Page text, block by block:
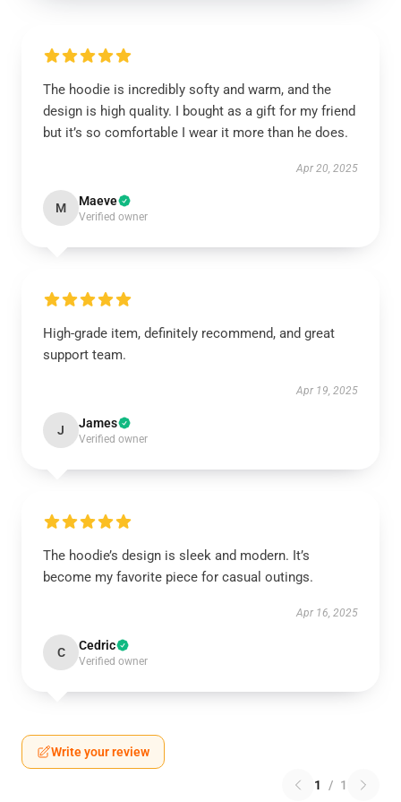
The hoodie is incredibly softy and warm, and the
design is high quality. I bought as a gift for my friend
but it’s so comfortable I wear it more than he does.
Apr 20, 2025
M Maeve
Verified owner
High-grade item, definitely recommend, and great
support team.
Apr 19, 2025
J James
Verified owner
The hoodie’s design is sleek and modern. It’s
become my favorite piece for casual outings.
Apr 16, 2025
C Cedric
Verified owner
Write your review
1 / 1